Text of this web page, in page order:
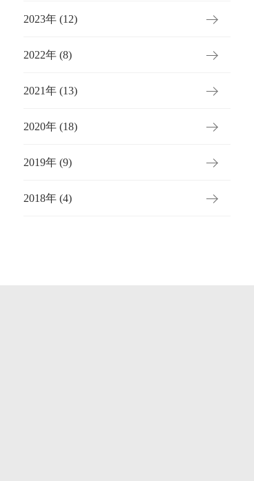
2023年 (12)
2022年 (8)
2021年 (13)
2020年 (18)
2019年 (9)
2018年 (4)